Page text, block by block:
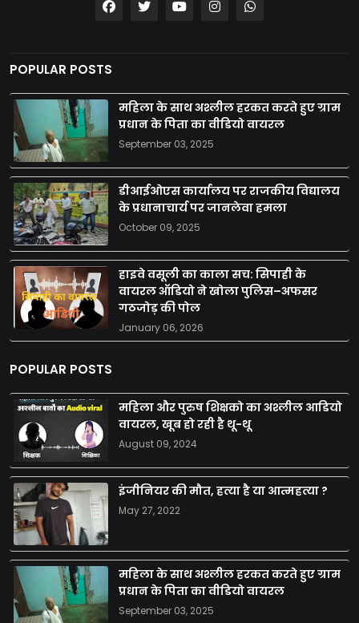
POPULAR POSTS
महिला के साथ अश्लील हरकत करते हुए ग्राम
प्रधान के पिता का वीडियो वायरल
September 03, 2025
डीआईओएस कार्यालय पर राजकीय विद्यालय
के प्रधानाचार्य पर जानलेवा हमला
October 09, 2025
हाइवे वसूली का काला सच: सिपाही के
वायरल ऑडियो ने खोला पुलिस–अफसर
गठजोड़ की पोल
January 06, 2026
POPULAR POSTS
महिला और पुरुष शिक्षको का अश्लील आडियो
वायरल, खूब हो रही है थू-थू
August 09, 2024
इंजीनियर की मौत, हत्या है या आत्महत्या ?
May 27, 2022
महिला के साथ अश्लील हरकत करते हुए ग्राम
प्रधान के पिता का वीडियो वायरल
September 03, 2025